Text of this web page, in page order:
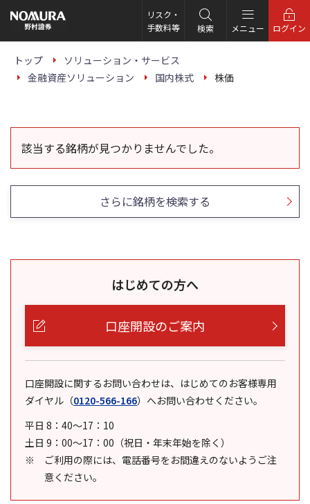
の
ー
リスク・
手数料等
検索 メニュー ログイン
トップ
ソリューション・サービス
金融資産ソリューション
国内株式 株価
該当する銘柄が見つかりませんでした。
さらに銘柄を検索する
はじめての方へ
口座開設のご案内
口座開設に関するお問い合わせは、はじめてのお客様専用
ダイヤル （0120-566-166） へお問い合わせください。
平日 8：40～17：10
土日 9：00～17：00（祝日・年末年始を除く）
ご利用の際には、電話番号をお間違えのないようご注
意ください。